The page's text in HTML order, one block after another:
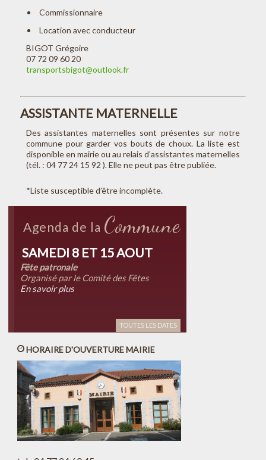
Commissionnaire
Location avec conducteur
BIGOT Grégoire
07 72 09 60 20
transportsbigot@outlook.fr
ASSISTANTE MATERNELLE
Des assistantes maternelles sont présentes sur notre
commune pour garder vos bouts de choux. La liste est
disponible en mairie ou au relais d’assistantes maternelles
(tél. : 04 77 24 15 92 ). Elle ne peut pas être publiée.
*Liste susceptible d’être incomplète.
Agenda de la Commune
SAMEDI 8 ET 15 AOUT
Fête patronale
Organisé par le Comité des Fêtes
En savoir plus
TOUTES LES DATES
HORAIRE D'OUVERTURE MAIRIE